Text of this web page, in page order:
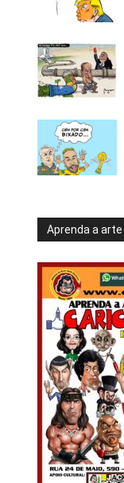
Aprenda a